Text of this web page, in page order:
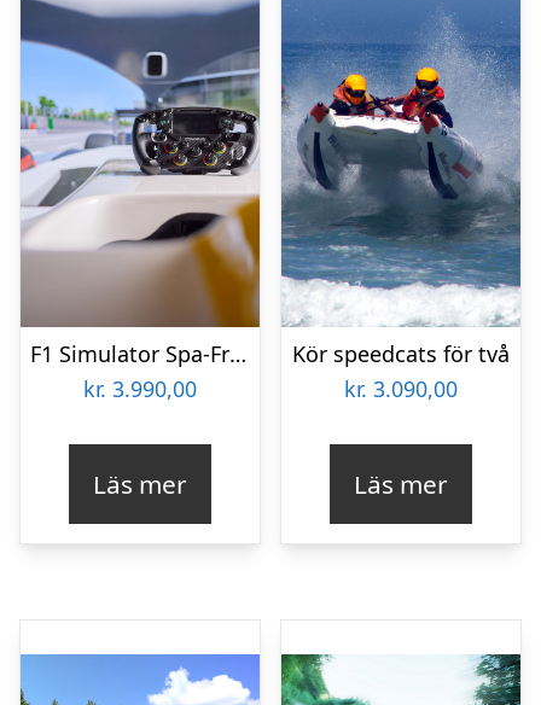
F1 Simulator Spa-Francorchamps för två
kr. 3.990,00
Läs mer
Kör speedcats för två
kr. 3.090,00
Läs mer